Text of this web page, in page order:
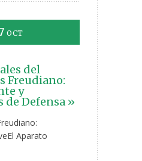
OCT
del
Freudiano:
y
de Defensa »
Aparato